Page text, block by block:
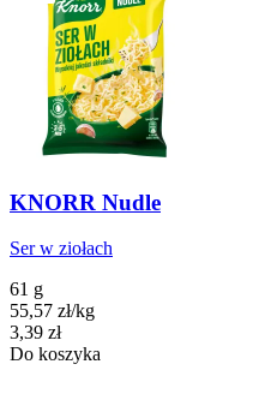
KNORR Nudle
Ser w ziołach
61 g
55,57 zł/kg
Cena
3,39 zł
Do koszyka